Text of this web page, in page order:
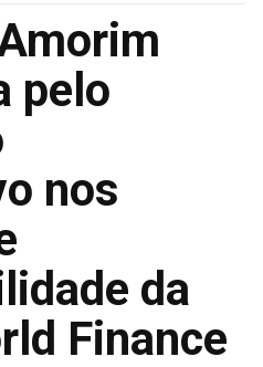
pelo
nos
da
Finance